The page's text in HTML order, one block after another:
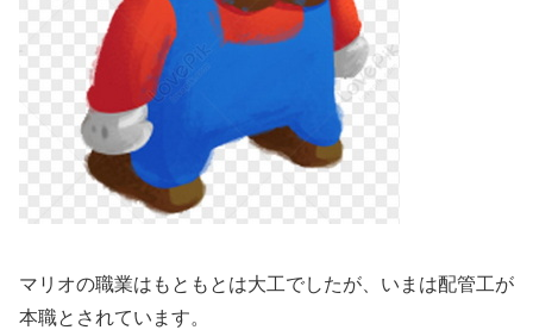
マリオの職業はもともとは大工でしたが、いまは配管工が
本職とされています。